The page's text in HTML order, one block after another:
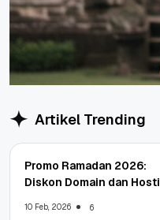
Artikel Trending
Promo Ramadan 2026:
Diskon Domain dan
10 Feb, 2026 6